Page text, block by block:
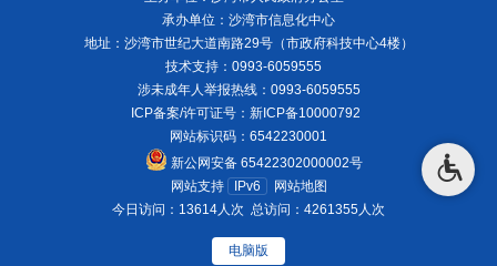
承办单位：沙湾市信息化中心
地址：沙湾市世纪大道南路29号（市政府科技中心4楼）
技术支持：0993-6059555
涉未成年人举报热线：0993-6059555
ICP备案/许可证号： 新ICP备10000792
网站标识码：6542230001
新公网安备 65422302000002号
网站支持
IPv6
网站地图
今日访问：13614人次 总访问：4261355人次
电脑版